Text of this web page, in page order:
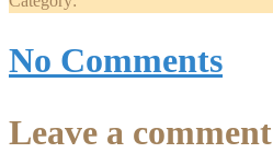
No Comments
Leave a comment